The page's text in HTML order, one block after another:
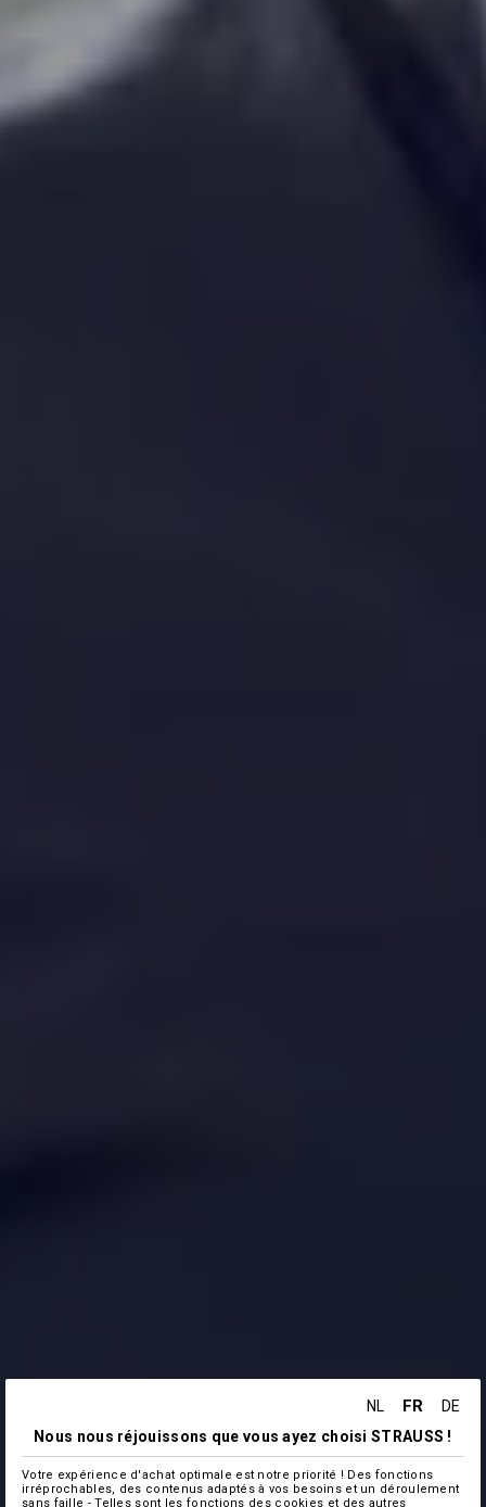
NL FR
DE
Nous nous réjouissons que vous ayez choisi STRAUSS !
Votre expérience d'achat optimale est notre priorité ! Des fonctions
irréprochables, des contenus adaptés à vos besoins et un déroulement
sans faille - Telles sont les fonctions des cookies et des autres